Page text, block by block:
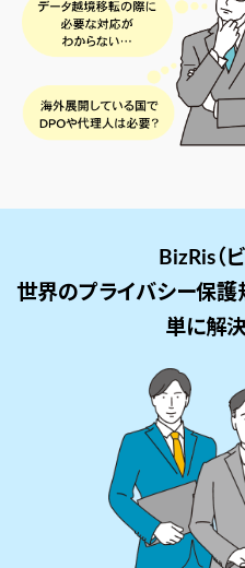
BizRis（
世界のプライバシー保護
単に解